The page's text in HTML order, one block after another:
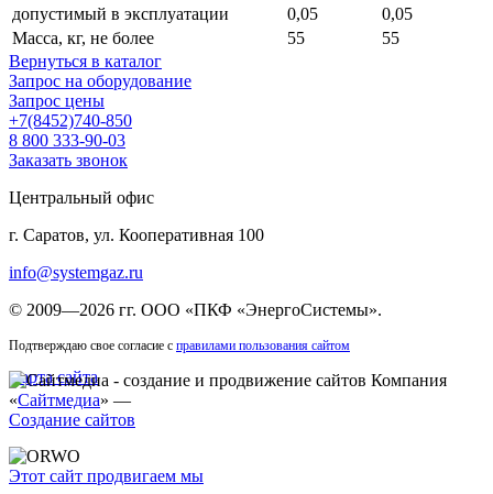
допустимый в эксплуатации
0,05
0,05
Масса, кг, не более
55
55
Вернуться в каталог
Запрос на оборудование
Запрос цены
+7(8452)740-850
8 800 333-90-03
Заказать звонок
Центральный офис
г. Саратов, ул. Кооперативная 100
info@systemgaz.ru
© 2009—2026 гг. ООО «ПКФ «ЭнергоСистемы».
Подтверждаю свое согласие с правилами пользования сайтом
Карта сайта
Компания
«Сайтмедиа» —
Создание сайтов
Этот сайт продвигаем мы